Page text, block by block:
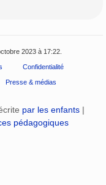
2023 à 17:22.
Confidentialité
Presse & médias
par les enfants |
pédagogiques